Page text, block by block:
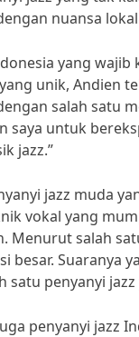
nuansa
yang
unik, Andien
salah satu
saya untuk
jazz.”
jazz muda
vokal yang
Menurut salah
besar. Suaranya
satu penyanyi
penyanyi jazz